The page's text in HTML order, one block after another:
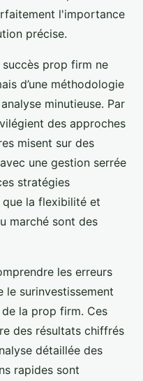
l'importance
précise.
succès prop firm ne
d’une méthodologie
minutieuse. Par
des approches
misent sur des
une gestion serrée
stratégies
la flexibilité et
marché sont des
les erreurs
le surinvestissement
la prop firm. Ces
des résultats chiffrés
détaillée des
rapides sont